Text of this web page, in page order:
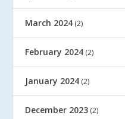
March 2024 (2)
February 2024 (2)
January 2024 (2)
December 2023 (2)